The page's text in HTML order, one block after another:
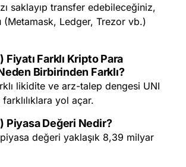
saklayıp transfer edebileceğiniz,
(Metamask, Ledger, Trezor vb.)
Fiyatı Farklı Kripto Para
Birbirinden Farklı?
likidite ve arz-talep dengesi UNI
yol açar.
Piyasa Değeri Nedir?
değeri yaklaşık 8,39 milyar